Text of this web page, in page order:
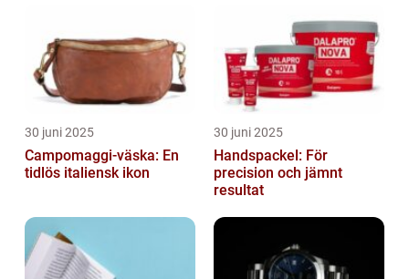
30 juni 2025
Campomaggi-väska: En
tidlös italiensk ikon
30 juni 2025
Handspackel: För
precision och jämnt
resultat